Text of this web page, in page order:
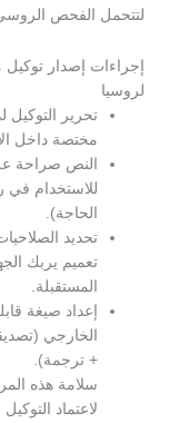
الروسي لاحقًا.
إصدار توكيل من
التوكيل لدى جهة
داخل الإمارات.
صراحة على أنه
في روسيا (عند
الصلاحيات بدقة دون
يربك الجهة
صيغة قابلة للاعتماد
(تصديقات/قنصلية
هذه المرحلة أساس
التوكيل لاحقًا.